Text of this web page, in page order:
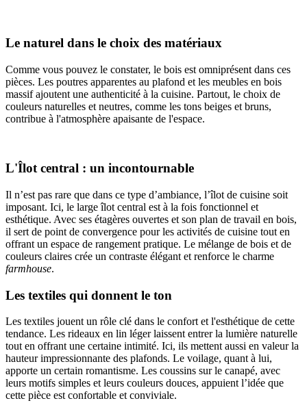
Le naturel dans le choix des matériaux
Comme vous pouvez le constater, le bois est omniprésent dans ces
pièces. Les poutres apparentes au plafond et les meubles en bois
massif ajoutent une authenticité à la cuisine. Partout, le choix de
couleurs naturelles et neutres, comme les tons beiges et bruns,
contribue à l'atmosphère apaisante de l'espace.
L'Îlot central : un incontournable
Il n’est pas rare que dans ce type d’ambiance, l’îlot de cuisine soit
imposant. Ici, le large îlot central est à la fois fonctionnel et
esthétique. Avec ses étagères ouvertes et son plan de travail en bois,
il sert de point de convergence pour les activités de cuisine tout en
offrant un espace de rangement pratique. Le mélange de bois et de
couleurs claires crée un contraste élégant et renforce le charme
farmhouse.
Les textiles qui donnent le ton
Les textiles jouent un rôle clé dans le confort et l'esthétique de cette
tendance. Les rideaux en lin léger laissent entrer la lumière naturelle
tout en offrant une certaine intimité. Ici, ils mettent aussi en valeur la
hauteur impressionnante des plafonds. Le voilage, quant à lui,
apporte un certain romantisme. Les coussins sur le canapé, avec
leurs motifs simples et leurs couleurs douces, appuient l’idée que
cette pièce est confortable et conviviale.